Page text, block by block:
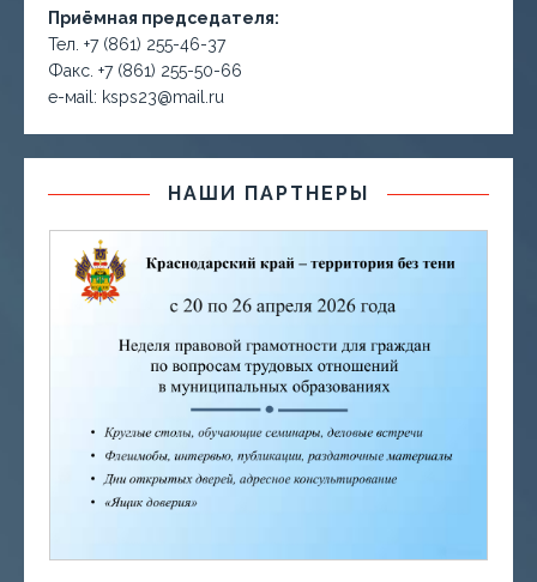
Приёмная председателя:
Тел. +7 (861) 255-46-37
Факс. +7 (861) 255-50-66
е-маil: ksps23@mail.ru
НАШИ ПАРТНЕРЫ